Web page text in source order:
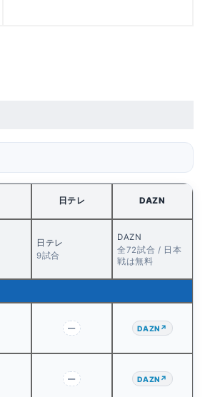
日テレ DAZN
日テレ
9試合
DAZN
全72試合 / 日本
戦は無料
— DAZN ↗
— DAZN ↗